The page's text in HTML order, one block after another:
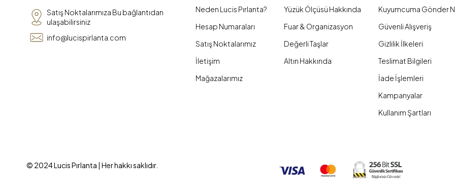
Satış Noktalarımıza Bu bağlantıdan
ulaşabilirsiniz
info@lucispirlanta.com
Neden Lucis Pırlanta?
Hesap Numaraları
Satış Noktalarımız
İletişim
Mağazalarımız
Yüzük Ölçüsü Hakkında
Fuar & Organizasyon
Değerli Taşlar
Altın Hakkında
Kuyumcuma Gönder
Güvenli Alışveriş
Gizlilik İlkeleri
Teslimat Bilgileri
İade İşlemleri
Kampanyalar
Kullanım Şartları
© 2024 Lucis Pırlanta | Her hakkı saklıdır.